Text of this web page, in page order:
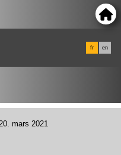
fr en
mars 2021